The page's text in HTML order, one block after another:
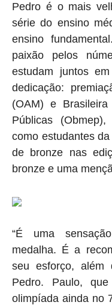
Pedro é o mais
série do ensino
ensino
paixão pelos
estudam juntos
dedicação:
(OAM) e
Públicas
como estudantes
de bronze nas
bronze e uma
“É uma
medalha. É a
seu esforço, além
Pedro. Paulo,
olimpíada ainda no